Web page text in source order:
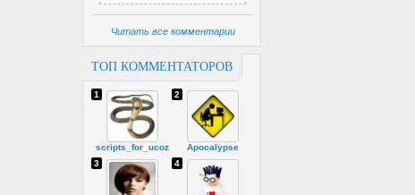
Читать все комментарии
ТОП КОММЕНТАТОРОВ
scripts_for_ucoz
1
Apocalypse
2
3 4